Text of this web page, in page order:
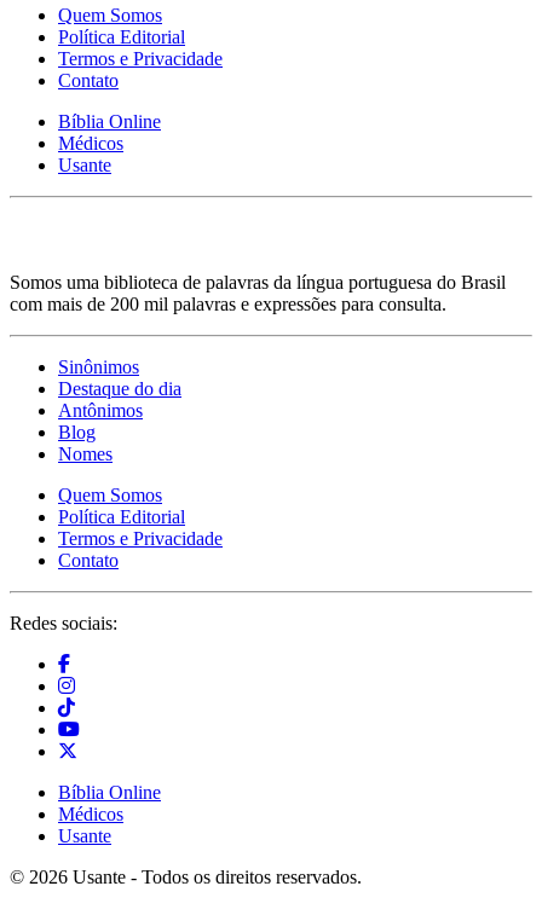
Quem Somos
Política Editorial
Termos e Privacidade
Contato
Bíblia Online
Médicos
Usante
Somos uma biblioteca de palavras da língua portuguesa do Brasil
com mais de 200 mil palavras e expressões para consulta.
Sinônimos
Destaque do dia
Antônimos
Blog
Nomes
Quem Somos
Política Editorial
Termos e Privacidade
Contato
Redes sociais:
Bíblia Online
Médicos
Usante
© 2026 Usante - Todos os direitos reservados.